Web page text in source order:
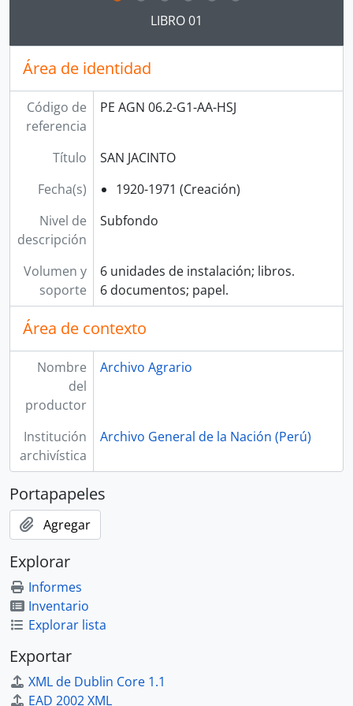
Clicking this description title link will open the
LIBRO 01
Área de identidad
Código de
referencia
PE AGN 06.2-G1-AA-HSJ
Título
SAN JACINTO
Fecha(s)
1920-1971 (Creación)
Nivel de
descripción
Subfondo
Volumen y
soporte
6 unidades de instalación; libros.
6 documentos; papel.
Área de contexto
Nombre
del
productor
Archivo Agrario
Institución
archivística
Archivo General de la Nación (Perú)
Portapapeles
Agregar
Explorar
Informes
Inventario
Explorar lista
Exportar
XML de Dublin Core 1.1
EAD 2002 XML